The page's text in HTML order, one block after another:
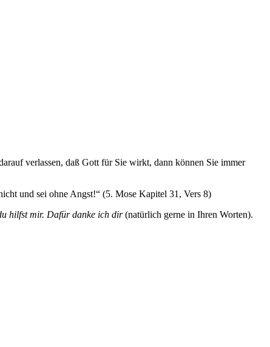
verlassen, daß Gott für Sie wirkt, dann können Sie immer
und sei ohne Angst!“ (5. Mose Kapitel 31, Vers 8)
hilfst mir. Dafür danke ich dir(natürlich gerne in Ihren Worten).